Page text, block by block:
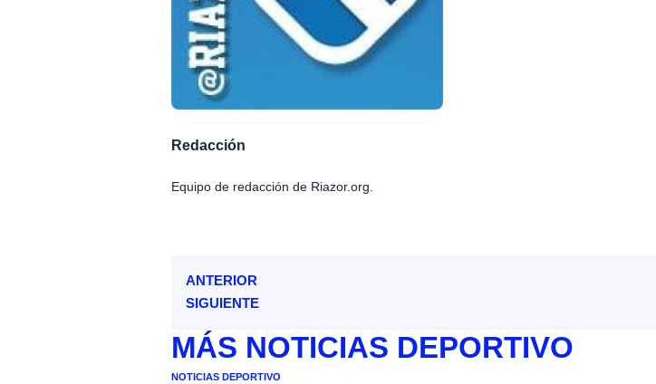
Redacción
Equipo de redacción de Riazor.org.
ANTERIOR
SIGUIENTE
MÁS NOTICIAS DEPORTIVO
NOTICIAS DEPORTIVO